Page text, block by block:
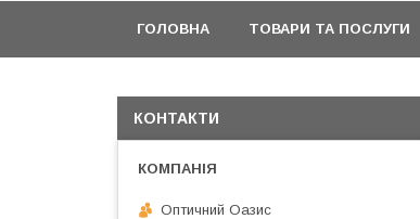
ГОЛОВНА ТОВАРИ ТА ПОСЛУГИ
КОНТАКТИ
Оптичний Оазис